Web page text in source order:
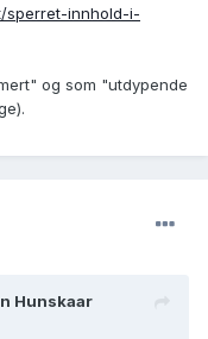
sperret-innhold-i-
og som "utdypende
Hunskaar